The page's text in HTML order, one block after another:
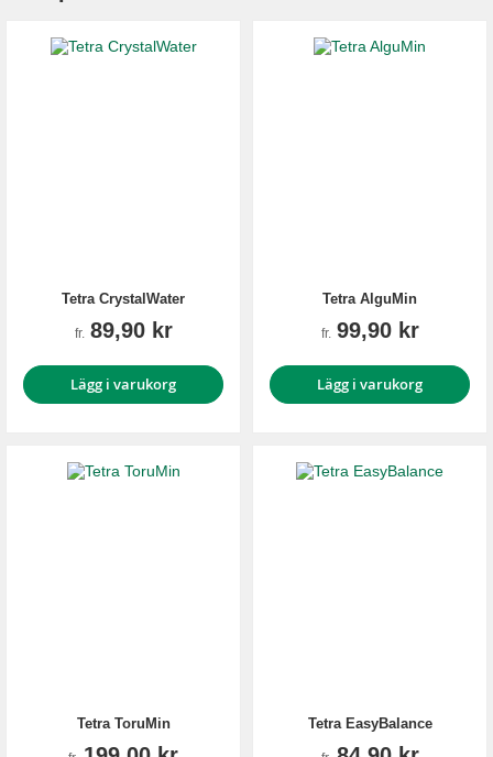
Tetra CrystalWater
fr. 89,90 kr
Lägg i varukorg
Tetra AlguMin
fr. 99,90 kr
Lägg i varukorg
Tetra ToruMin Tetra EasyBalance